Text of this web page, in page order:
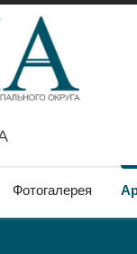
Фотогалерея